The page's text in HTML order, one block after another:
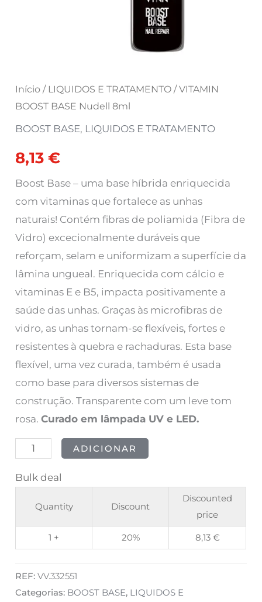
Início / LIQUIDOS E TRATAMENTO / VITAMIN
BOOST BASE Nudell 8ml
BOOST BASE, LIQUIDOS E TRATAMENTO
8,13€
Boost Base – uma base híbrida enriquecida
com vitaminas que fortalece as unhas
naturais! Contém fibras de poliamida (Fibra de
Vidro) excecionalmente duráveis ​​que
reforçam, selam e uniformizam a superfície da
lâmina ungueal. Enriquecida com cálcio e
vitaminas E e B5, impacta positivamente a
saúde das unhas. Graças às microfibras de
vidro, as unhas tornam-se flexíveis, fortes e
resistentes à quebra e rachaduras. Esta base
flexível, uma vez curada, também é usada
como base para diversos sistemas de
construção. Transparente com um leve tom
rosa.Curado em lâmpada UV e LED.
ADICIONAR
Bulk deal
Quantity Discount
Discounted
price
1 + 20% 8,13 €
REF:VV.332551
Categorias: BOOST BASE, LIQUIDOS E